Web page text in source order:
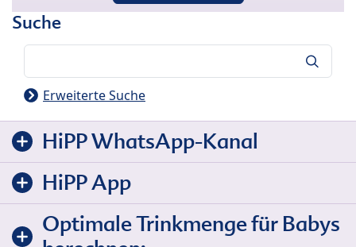
Suche
Erweiterte Suche
HiPP WhatsApp-Kanal
HiPP App
Optimale Trinkmenge für Babys